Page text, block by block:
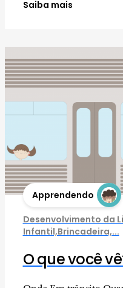
Saiba mais
Apprendendo
Desenvolvimento da
Infantil,Brincadeira,...
O que você